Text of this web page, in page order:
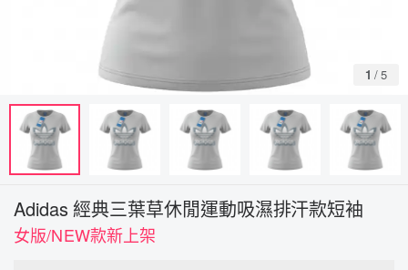
1 /5
Adidas 經典三葉草休閒運動吸濕排汗款短袖
女版/NEW款新上架